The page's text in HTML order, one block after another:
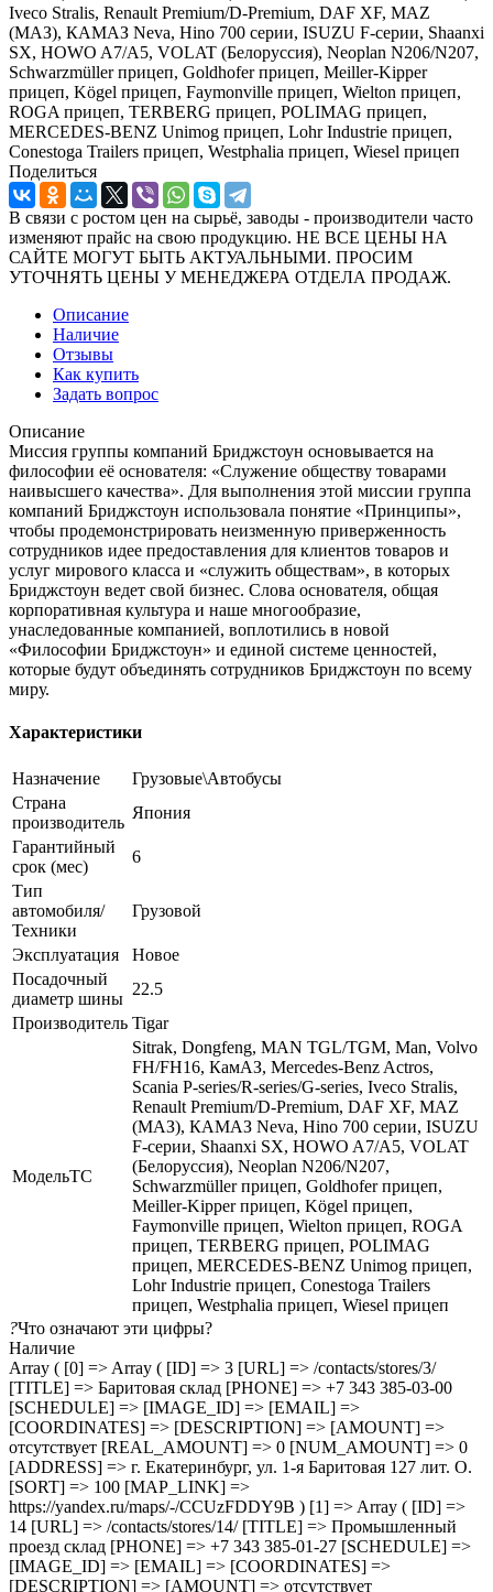
Iveco Stralis, Renault Premium/D-Premium, DAF XF, MAZ
(МАЗ), КАМАЗ Neva, Hino 700 серии, ISUZU F-серии, Shaanxi
SX, HOWO A7/A5, VOLAT (Белоруссия), Neoplan N206/N207,
Schwarzmüller прицеп, Goldhofer прицеп, Meiller-Kipper
прицеп, Kögel прицеп, Faymonville прицеп, Wielton прицеп,
ROGA прицеп, TERBERG прицеп, POLIMAG прицеп,
MERCEDES-BENZ Unimog прицеп, Lohr Industrie прицеп,
Conestoga Trailers прицеп, Westphalia прицеп, Wiesel прицеп
Поделиться
В связи с ростом цен на сырьё, заводы - производители часто
изменяют прайс на свою продукцию. НЕ ВСЕ ЦЕНЫ НА
САЙТЕ МОГУТ БЫТЬ АКТУАЛЬНЫМИ. ПРОСИМ
УТОЧНЯТЬ ЦЕНЫ У МЕНЕДЖЕРА ОТДЕЛА ПРОДАЖ.
Описание
Наличие
Отзывы
Как купить
Задать вопрос
Описание
Миссия группы компаний Бриджстоун основывается на
философии её основателя: «Служение обществу товарами
наивысшего качества». Для выполнения этой миссии группа
компаний Бриджстоун использовала понятие «Принципы»,
чтобы продемонстрировать неизменную приверженность
сотрудников идее предоставления для клиентов товаров и
услуг мирового класса и «служить обществам», в которых
Бриджстоун ведет свой бизнес. Слова основателя, общая
корпоративная культура и наше многообразие,
унаследованные компанией, воплотились в новой
«Философии Бриджстоун» и единой системе ценностей,
которые будут объединять сотрудников Бриджстоун по всему
миру.
Характеристики
Назначение
Грузовые\Автобусы
Страна
производитель
Япония
Гарантийный
срок (мес)
6
Тип
автомобиля/
Техники
Грузовой
Эксплуатация
Новое
Посадочный
диаметр шины
22.5
Производитель Tigar
МодельТС
Sitrak, Dongfeng, MAN TGL/TGM, Man, Volvo
FH/FH16, КамАЗ, Mercedes-Benz Actros,
Scania P-series/R-series/G-series, Iveco Stralis,
Renault Premium/D-Premium, DAF XF, MAZ
(МАЗ), КАМАЗ Neva, Hino 700 серии, ISUZU
F-серии, Shaanxi SX, HOWO A7/A5, VOLAT
(Белоруссия), Neoplan N206/N207,
Schwarzmüller прицеп, Goldhofer прицеп,
Meiller-Kipper прицеп, Kögel прицеп,
Faymonville прицеп, Wielton прицеп, ROGA
прицеп, TERBERG прицеп, POLIMAG
прицеп, MERCEDES-BENZ Unimog прицеп,
Lohr Industrie прицеп, Conestoga Trailers
прицеп, Westphalia прицеп, Wiesel прицеп
?Что означают эти цифры?
Наличие
Array ( [0] => Array ( [ID] => 3 [URL] => /contacts/stores/3/
[TITLE] => Баритовая склад [PHONE] => +7 343 385-03-00
[SCHEDULE] => [IMAGE_ID] => [EMAIL] =>
[COORDINATES] => [DESCRIPTION] => [AMOUNT] =>
отсутствует [REAL_AMOUNT] => 0 [NUM_AMOUNT] => 0
[ADDRESS] => г. Екатеринбург, ул. 1-я Баритовая 127 лит. О.
[SORT] => 100 [MAP_LINK] =>
https://yandex.ru/maps/-/CCUzFDDY9B ) [1] => Array ( [ID] =>
14 [URL] => /contacts/stores/14/ [TITLE] => Промышленный
проезд cклад [PHONE] => +7 343 385-01-27 [SCHEDULE] =>
[IMAGE_ID] => [EMAIL] => [COORDINATES] =>
[DESCRIPTION] => [AMOUNT] => отсутствует